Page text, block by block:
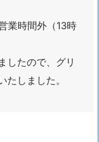
業時間外（13時
したので、グリ
しました。